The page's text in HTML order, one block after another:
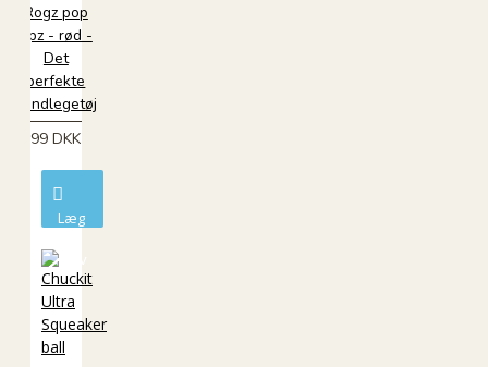
Rogz pop
upz - rød -
Det
perfekte
vandlegetøj
99 DKK
Læg
kurv